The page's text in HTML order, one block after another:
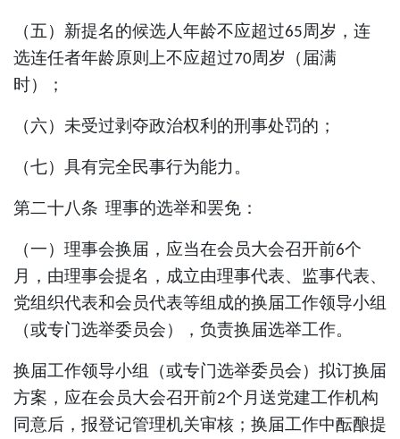
（五）新提名的候选人年龄不应超过65周岁，连
选连任者年龄原则上不应超过70周岁（届满
时）；
（六）未受过剥夺政治权利的刑事处罚的；
（七）具有完全民事行为能力。
第二十八条 理事的选举和罢免：
（一）理事会换届，应当在会员大会召开前6个
月，由理事会提名，成立由理事代表、监事代表、
党组织代表和会员代表等组成的换届工作领导小组
（或专门选举委员会），负责换届选举工作。
换届工作领导小组（或专门选举委员会）拟订换届
方案，应在会员大会召开前2个月送党建工作机构
同意后，报登记管理机关审核；换届工作中酝酿提